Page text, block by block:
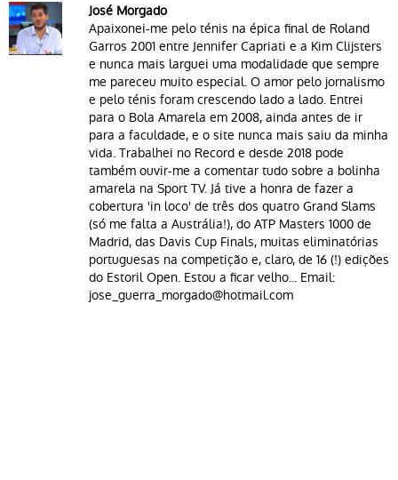
José Morgado
Apaixonei-me pelo ténis na épica final de Roland
Garros 2001 entre Jennifer Capriati e a Kim Clijsters
e nunca mais larguei uma modalidade que sempre
me pareceu muito especial. O amor pelo jornalismo
e pelo ténis foram crescendo lado a lado. Entrei
para o Bola Amarela em 2008, ainda antes de ir
para a faculdade, e o site nunca mais saiu da minha
vida. Trabalhei no Record e desde 2018 pode
também ouvir-me a comentar tudo sobre a bolinha
amarela na Sport TV. Já tive a honra de fazer a
cobertura 'in loco' de três dos quatro Grand Slams
(só me falta a Austrália!), do ATP Masters 1000 de
Madrid, das Davis Cup Finals, muitas eliminatórias
portuguesas na competição e, claro, de 16 (!) edições
do Estoril Open. Estou a ficar velho... Email:
jose_guerra_morgado@hotmail.com